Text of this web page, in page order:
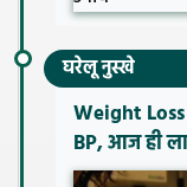
घरेलू नुस्खे
Weight
BP, आज ही